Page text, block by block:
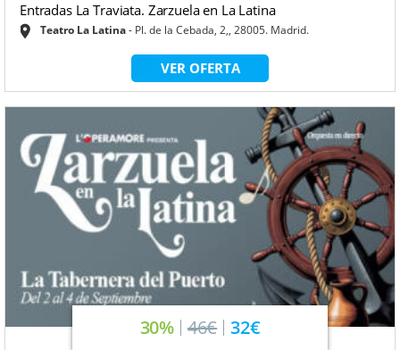
Entradas La Traviata. Zarzuela en La Latina
Teatro La Latina Pl. de la Cebada, 2,, 28005. Madrid.
VER OFERTA
30% 46€ 32€